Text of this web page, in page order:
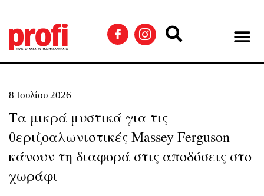
8 Ιουλίου 2026
Τα μικρά μυστικά για τις
θεριζοαλωνιστικές Massey Ferguson
κάνουν τη διαφορά στις αποδόσεις στο
χωράφι